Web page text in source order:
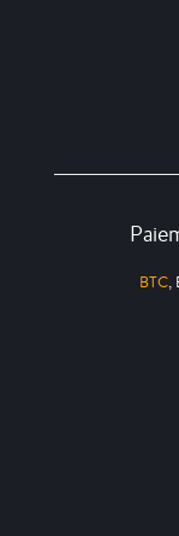
BTC,